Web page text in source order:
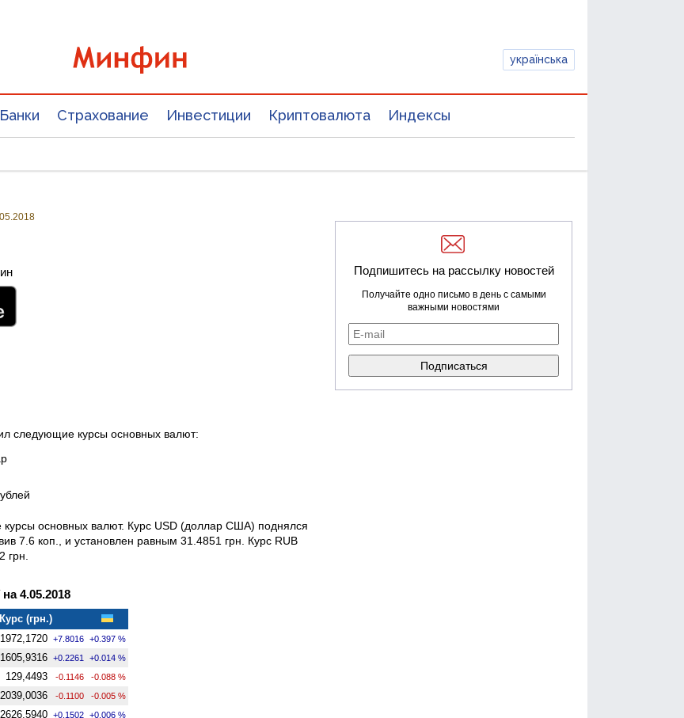
українська
Банки Страхование Инвестиции Криптовалюта Индексы
следующие курсы основных валют:
основных валют. Курс USD (доллар США) поднялся
7.6 коп., и установлен равным 31.4851 грн. Курс RUB
грн.
4.05.2018
Курс (грн.)
1972,1720 +7.8016 +0.397 %
1605,9316 +0.2261 +0.014 %
129,4493 -0.1146 -0.088 %
2039,0036 -0.1100 -0.005 %
2626,5940 +0.1502 +0.006 %
Подпишитесь на рассылку новостей
Получайте одно письмо в день с самыми
важными новостями